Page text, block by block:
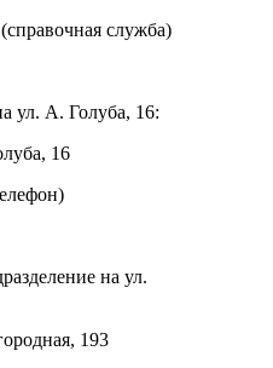
служба)
ул. А. Голуба, 16:
16
на ул.
193